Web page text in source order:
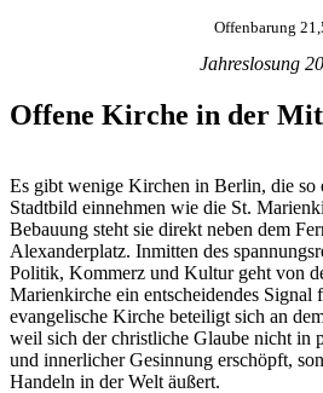
Offenbarung
Jahreslosung
Offene Kirche in der
Es gibt wenige Kirchen in Berlin, die so
Stadtbild einnehmen wie die St.
Bebauung steht sie direkt neben dem
Alexanderplatz. Inmitten des
Politik, Kommerz und Kultur geht von
Marienkirche ein entscheidendes Signal
evangelische Kirche beteiligt sich an
weil sich der christliche Glaube nicht in
und innerlicher Gesinnung erschöpft,
Handeln in der Welt äußert.